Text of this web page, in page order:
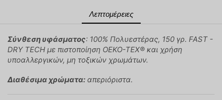
Λεπτομέρειες
Σύνθεση υφάσματος: 100% Πολυεστέρας, 150 γρ. FAST -
DRY TECH με πιστοποίηση OEKO-TEX® και χρήση
υποαλλεργικών, μη τοξικών χρωμάτων.
Διαθέσιμα χρώματα: απεριόριστα.